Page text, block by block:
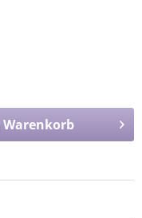
Warenkorb